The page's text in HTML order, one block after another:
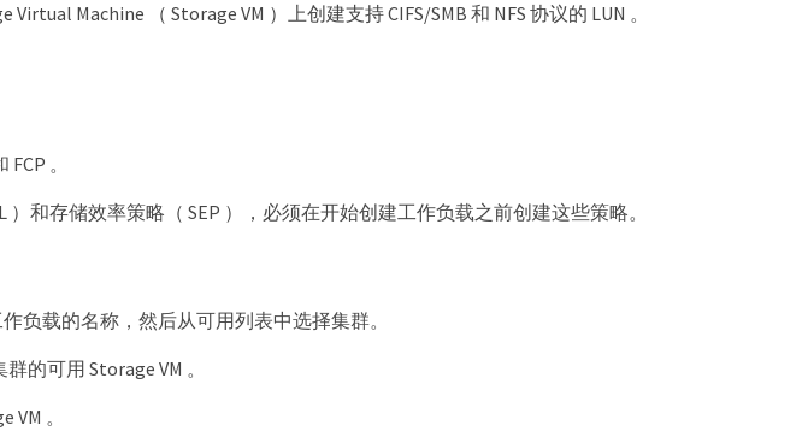
Machine （ Storage VM ）上创建支持 CIFS/SMB 和 NFS 协议的 LUN 。
。
和存储效率策略（ SEP ），必须在开始创建工作负载之前创建这些策略。
负载的名称，然后从可用列表中选择集群。
的可用 Storage VM 。
。